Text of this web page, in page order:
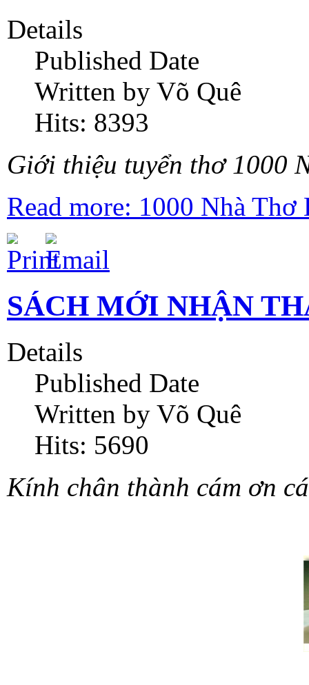
Details
Published Date
Written by Võ Quê
Hits: 8393
Giới thiệu tuyển thơ 1000
Read more: 1000 Nhà
SÁCH MỚI NHẬN
Details
Published Date
Written by Võ Quê
Hits: 5690
Kính chân thành cám ơn